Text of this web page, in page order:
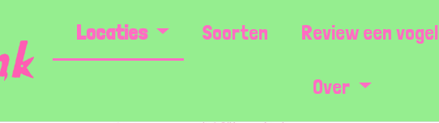
Locaties Soorten Review een vogel
Over